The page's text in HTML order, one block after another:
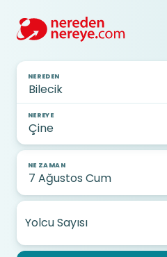
NEREDEN
NEREYE
NE ZAMAN
Yolcu Sayısı